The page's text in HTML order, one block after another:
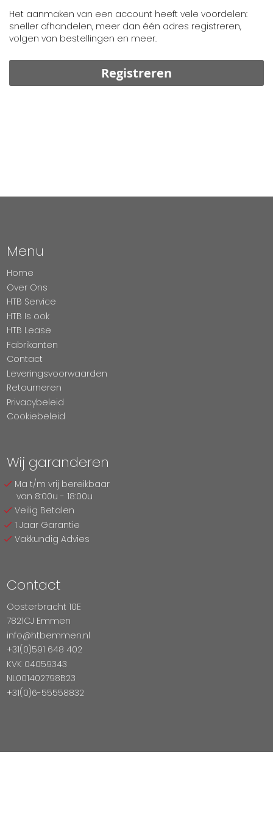
Het aanmaken van een account heeft vele voordelen:
sneller afhandelen, meer dan één adres registreren,
volgen van bestellingen en meer.
Registreren
Menu
Home
Over Ons
HTB Service
HTB Is ook
HTB Lease
Fabrikanten
Contact
Leveringsvoorwaarden
Retourneren
Privacybeleid
Cookiebeleid
Wij garanderen
Ma t/m vrij bereikbaar
van 8:00u - 18:00u
Veilig Betalen
1 Jaar Garantie
Vakkundig Advies
Contact
Oosterbracht 10E
7821CJ Emmen
info@htbemmen.nl
+31(0)591 648 402
KVK 04059343
NL001402798B23
+31(0)6-55558832